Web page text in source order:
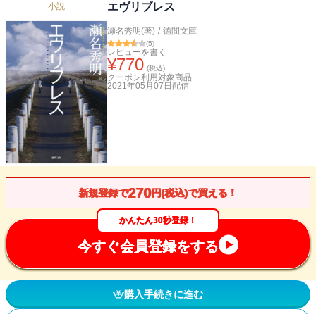
小説 エヴリブレス
瀬名秀明(著) / 徳間文庫
(5)
レビューを書く
¥770 (税込)
クーポン利用対象商品
2021年05月07日 配信
新規登録で270円(税込)で買える！
かんたん30秒登録！
今すぐ会員登録をする
購入手続きに進む